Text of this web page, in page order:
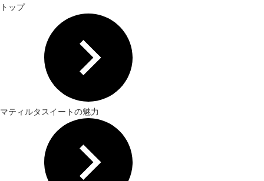
トップ
マティルタスイートの魅力